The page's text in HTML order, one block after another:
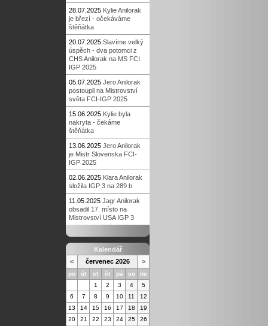
28.07.2025 Kylie Anilorak
je březí - očekáváme
štěňátka
20.07.2025 Slavíme velký
úspěch - dva potomci z
CHS Anilorak na MS FCI
IGP 2025
05.07.2025 Jero Anilorak
postoupil na Mistrovství
světa FCI-IGP 2025
15.06.2025 Kylie byla
nakryta - čekáme
štěňátka
13.06.2025 Jero Anilorak
je Mistr Slovenska FCI-
IGP 2025
02.06.2025 Klara Anilorak
složila IGP 3 na 289 b
11.05.2025 Jagr Anilorak
obsadil 17. místo na
Mistrovství USA IGP 3
Kalendář
<
červenec 2026 >
po út st čt pá so
ne
1
2 3 4
5
6
7 8 9 10 11
12
13
14 15 16 17 18
19
20
21 22 23 24 25
26